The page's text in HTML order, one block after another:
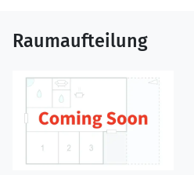
Raumaufteilung